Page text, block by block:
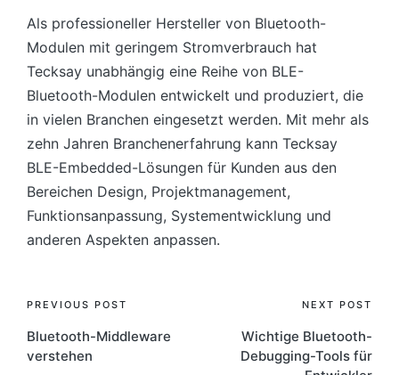
Als professioneller Hersteller von Bluetooth-
Modulen mit geringem Stromverbrauch hat
Tecksay unabhängig eine Reihe von BLE-
Bluetooth-Modulen entwickelt und produziert, die
in vielen Branchen eingesetzt werden. Mit mehr als
zehn Jahren Branchenerfahrung kann Tecksay
BLE-Embedded-Lösungen für Kunden aus den
Bereichen Design, Projektmanagement,
Funktionsanpassung, Systementwicklung und
anderen Aspekten anpassen.
Post
navigation
PREVIOUS POST
Bluetooth-Middleware
verstehen
NEXT POST
Wichtige Bluetooth-
Debugging-Tools für